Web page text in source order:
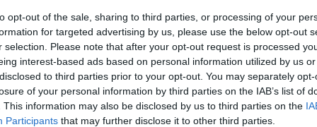
opt-out of the sale, sharing to third parties, or processing of your
for targeted advertising by us, please use the below opt-out
selection. Please note that after your opt-out request is processed
interest-based ads based on personal information utilized by us
to third parties prior to your opt-out. You may separately
of your personal information by third parties on the IAB’s list of
This information may also be disclosed by us to third parties on the
Participants that may further disclose it to other third parties.
saquito de dormir, edredón en caso de que sea invierno, etc.